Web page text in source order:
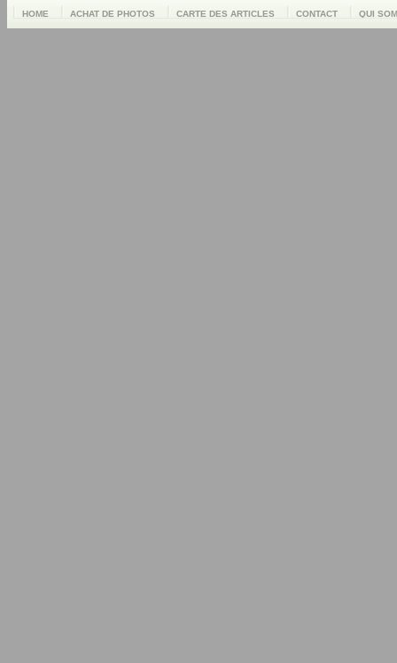
HOME ACHAT DE PHOTOS CARTE DES ARTICLES CONTACT QUI